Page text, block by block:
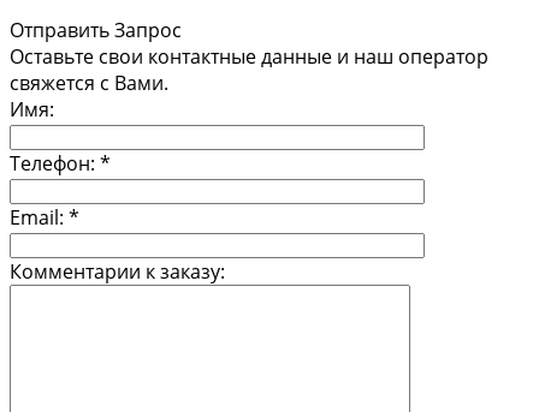
Отправить Запрос
Оставьте свои контактные данные и наш оператор
свяжется с Вами.
Имя:
Телефон: *
Email: *
Комментарии к заказу: